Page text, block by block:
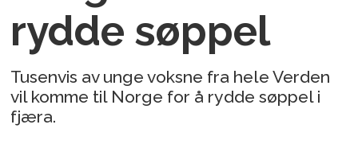
rydde søppel
Tusenvis av unge voksne fra hele Verden
vil komme til Norge for å rydde søppel i
fjæra.